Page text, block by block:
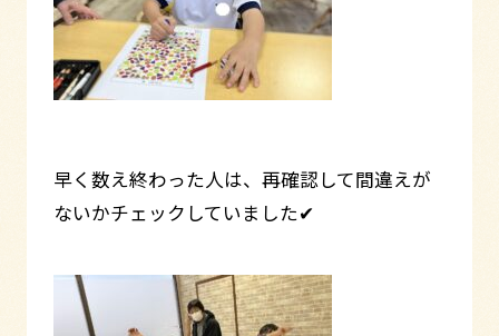
早く数え終わった人は、再確認して間違えが
ないかチェックしていました✔